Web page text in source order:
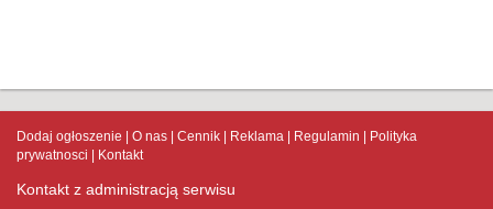
Dodaj ogłoszenie O nas Cennik Reklama Regulamin
Polityka
prywatnosci
Kontakt
Kontakt z administracją serwisu